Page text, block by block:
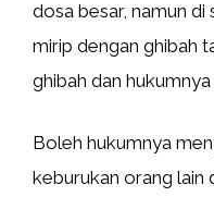
dosa besar, namun di
mirip dengan ghibah
ghibah dan
Boleh hukumnya
keburukan orang lain